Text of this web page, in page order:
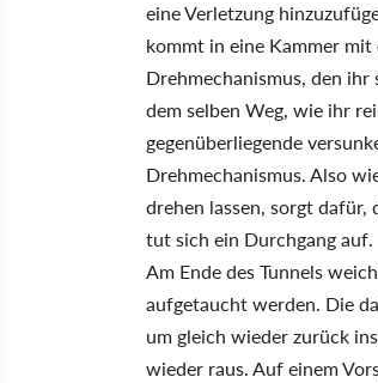
eine Verletzung
kommt in eine Kammer
Drehmechanismus, den
dem selben Weg, wie ihr
gegenüberliegende
Drehmechanismus. Also
drehen lassen, sorgt dafür,
tut sich ein Durchgang auf.
Am Ende des Tunnels
aufgetaucht werden. Die
um gleich wieder zurück
wieder raus. Auf einem